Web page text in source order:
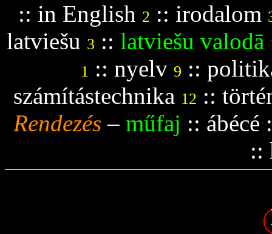
:: in English 2 :: irodalom
latviešu 3 :: latviešu valodā
1 :: nyelv 9 ::
számítástechnika 12 ::
Rendezés – műfaj :: ábécé
::